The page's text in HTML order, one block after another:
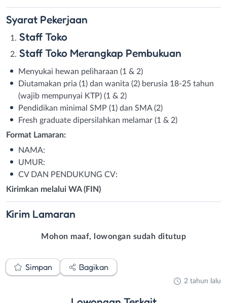
Syarat Pekerjaan
Staff Toko
Staff Toko Merangkap Pembukuan
Menyukai hewan peliharaan (1 & 2)
Diutamakan pria (1) dan wanita (2) berusia 18-25 tahun
(wajib mempunyai KTP) (1 & 2)
Pendidikan minimal SMP (1) dan SMA (2)
Fresh graduate dipersilahkan melamar (1 & 2)
Format Lamaran:
NAMA:
UMUR:
CV DAN PENDUKUNG CV:
Kirimkan melalui WA (FIN)
Kirim Lamaran
Mohon maaf, lowongan sudah ditutup
Simpan Bagikan
2 tahun lalu